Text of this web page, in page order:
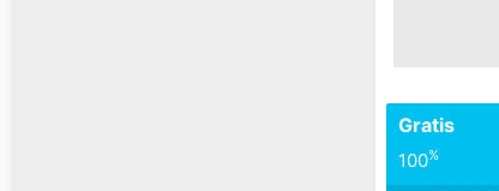
Gratis
100%